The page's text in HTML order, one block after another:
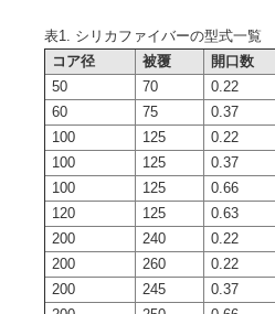
表1. シリカファイバーの型式一覧
コア径
被覆 開口数
50
70 0.22
60
75 0.37
100
125 0.22
100
125 0.37
100
125 0.66
120
125 0.63
200
240 0.22
200
260 0.22
200
245 0.37